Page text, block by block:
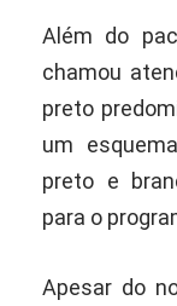
Além do
chamou
preto
um
preto e
para o
Apesar do